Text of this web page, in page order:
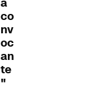
co
nv
oc
an
te
"